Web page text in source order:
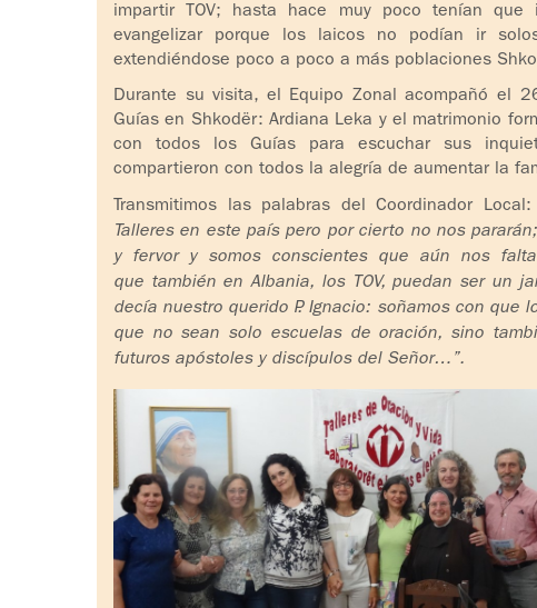
impartir TOV; hasta hace muy poco tenían
evangelizar porque los laicos no podían ir
extendiéndose poco a poco a más poblaciones
Durante su visita, el Equipo Zonal acompañó el
Guías en Shkodër: Ardiana Leka y el matrimonio
con todos los Guías para escuchar sus
compartieron con todos la alegría de aumentar la
Transmitimos las palabras del Coordinador Local:
Talleres en este país pero por cierto no nos
y fervor y somos conscientes que aún nos
que también en Albania, los TOV, puedan ser un
decía nuestro querido P. Ignacio: soñamos con que
que no sean solo escuelas de oración, sino
futuros apóstoles y discípulos del Señor…”.